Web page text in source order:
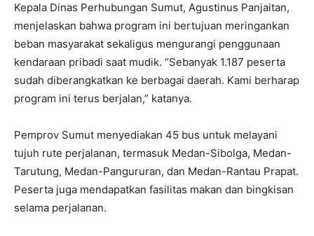
Kepala Dinas Perhubungan Sumut, Agustinus Panjaitan,
menjelaskan bahwa program ini bertujuan meringankan
beban masyarakat sekaligus mengurangi penggunaan
kendaraan pribadi saat mudik. “Sebanyak 1.187 peserta
sudah diberangkatkan ke berbagai daerah. Kami berharap
program ini terus berjalan,” katanya.
Pemprov Sumut menyediakan 45 bus untuk melayani
tujuh rute perjalanan, termasuk Medan-Sibolga, Medan-
Tarutung, Medan-Pangururan, dan Medan-Rantau Prapat.
Peserta juga mendapatkan fasilitas makan dan bingkisan
selama perjalanan.